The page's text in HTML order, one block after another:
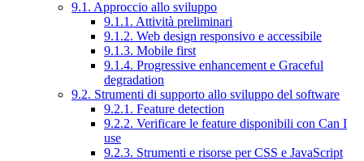
9.1. Approccio allo sviluppo
9.1.1. Attività preliminari
9.1.2. Web design responsivo e accessibile
9.1.3. Mobile first
9.1.4. Progressive enhancement e Graceful
degradation
9.2. Strumenti di supporto allo sviluppo del software
9.2.1. Feature detection
9.2.2. Verificare le feature disponibili con Can I
use
9.2.3. Strumenti e risorse per CSS e JavaScript